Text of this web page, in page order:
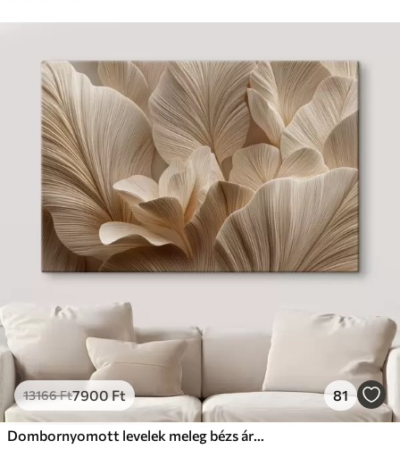
13166Ft7900 Ft 81
Dombornyomott levelek meleg bézs árnyalatokban